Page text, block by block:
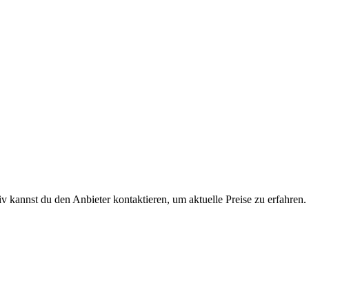
du den Anbieter kontaktieren, um aktuelle Preise zu erfahren.